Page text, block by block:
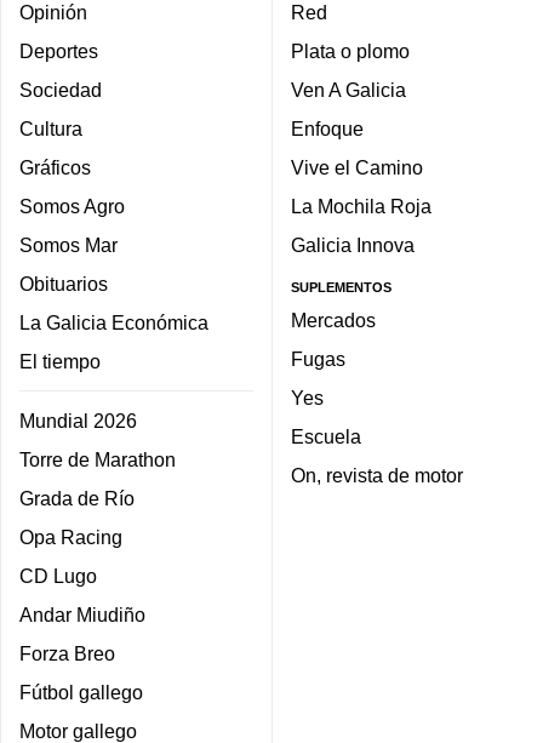
Opinión
Deportes
Sociedad
Cultura
Gráficos
Somos Agro
Somos Mar
Obituarios
La Galicia Económica
El tiempo
Mundial 2026
Torre de Marathon
Grada de Río
Opa Racing
CD Lugo
Andar Miudiño
Forza Breo
Fútbol gallego
Motor gallego
Red
Plata o plomo
Ven A Galicia
Enfoque
Vive el Camino
La Mochila Roja
Galicia Innova
SUPLEMENTOS
Mercados
Fugas
Yes
Escuela
On, revista de motor